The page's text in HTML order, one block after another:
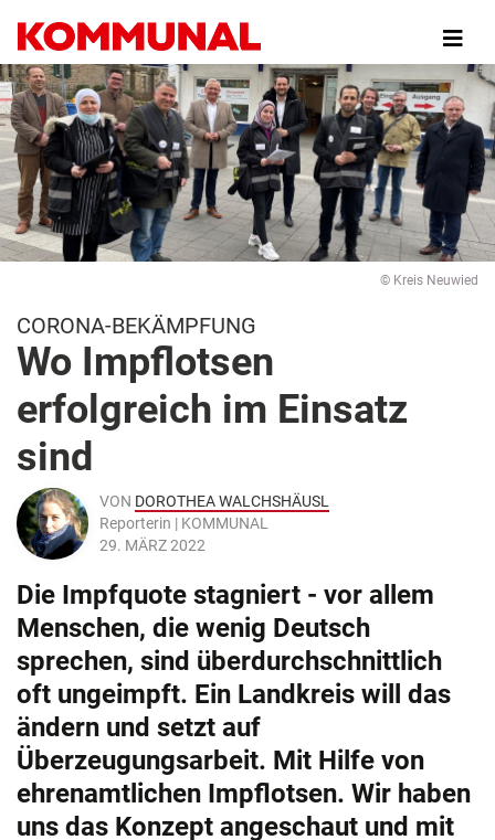
zum
Inhalt
© Kreis Neuwied
CORONA-BEKÄMPFUNG
Wo Impflotsen
erfolgreich im Einsatz
sind
VON DOROTHEA WALCHSHÄUSL
Reporterin | KOMMUNAL
29. MÄRZ 2022
Die Impfquote stagniert - vor allem
Menschen, die wenig Deutsch
sprechen, sind überdurchschnittlich
oft ungeimpft. Ein Landkreis will das
ändern und setzt auf
Überzeugungsarbeit. Mit Hilfe von
ehrenamtlichen Impflotsen. Wir haben
uns das Konzept angeschaut und mit